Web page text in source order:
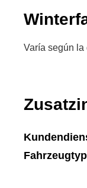
Varía según la